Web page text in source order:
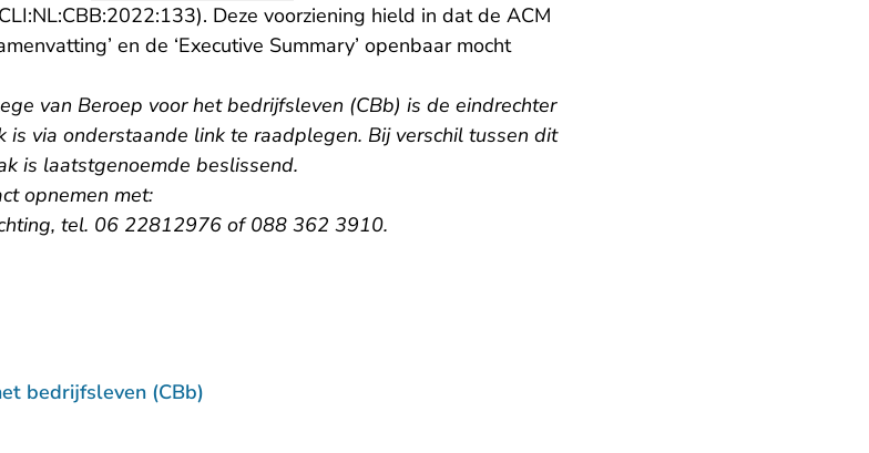
- U verlaat Rechtspraak.nl
). Deze voorziening hield in dat de ACM
en de ‘Executive Summary’ openbaar mocht
van Beroep voor het bedrijfsleven (CBb) is de eindrechter
is via onderstaande link te raadplegen. Bij verschil tussen dit
is laatstgenoemde beslissend.
opnemen met:
tel. 06 22812976 of 088 362 3910.
bedrijfsleven (CBb)